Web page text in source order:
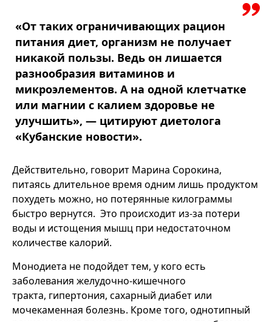
«От таких ограничивающих рацион
питания диет, организм не получает
никакой пользы. Ведь он лишается
разнообразия витаминов и
микроэлементов. А на одной клетчатке
или магнии с калием здоровье не
улучшить», — цитируют диетолога
«Кубанские новости».
Действительно, говорит Марина Сорокина,
питаясь длительное время одним лишь продуктом
похудеть можно, но потерянные килограммы
быстро вернутся. Это происходит из-за потери
воды и истощения мышц при недостаточном
количестве калорий.
Монодиета не подойдет тем, у кого есть
заболевания желудочно-кишечного
тракта, гипертония, сахарный диабет или
мочекаменная болезнь. Кроме того, однотипный